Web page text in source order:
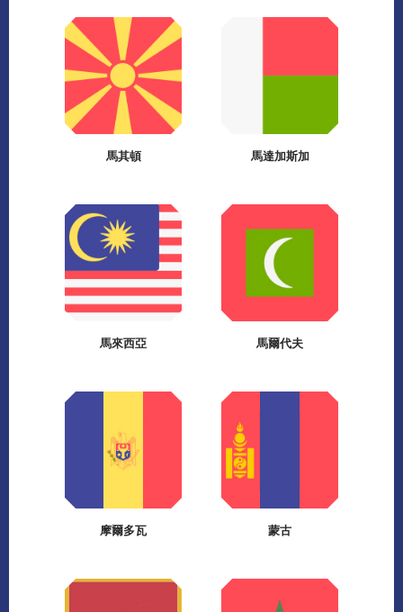
馬其頓 馬達加斯加
馬來西亞 馬爾代夫
摩爾多瓦 蒙古